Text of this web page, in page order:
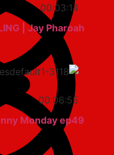
00:03:14
| Jay Pharoah
00:06:55
– Funny Monday ep49